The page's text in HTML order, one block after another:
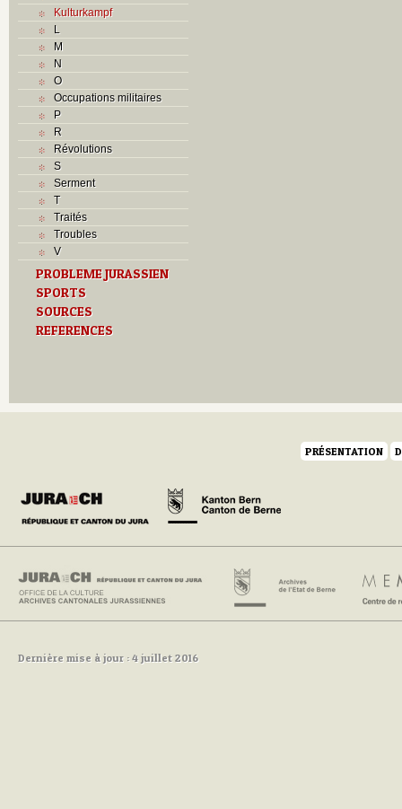
Kulturkampf
L
M
N
O
Occupations militaires
P
R
Révolutions
S
Serment
T
Traités
Troubles
V
PROBLEME JURASSIEN
SPORTS
SOURCES
REFERENCES
PRÉSENTATION
Dernière mise à jour : 4 juillet 2016